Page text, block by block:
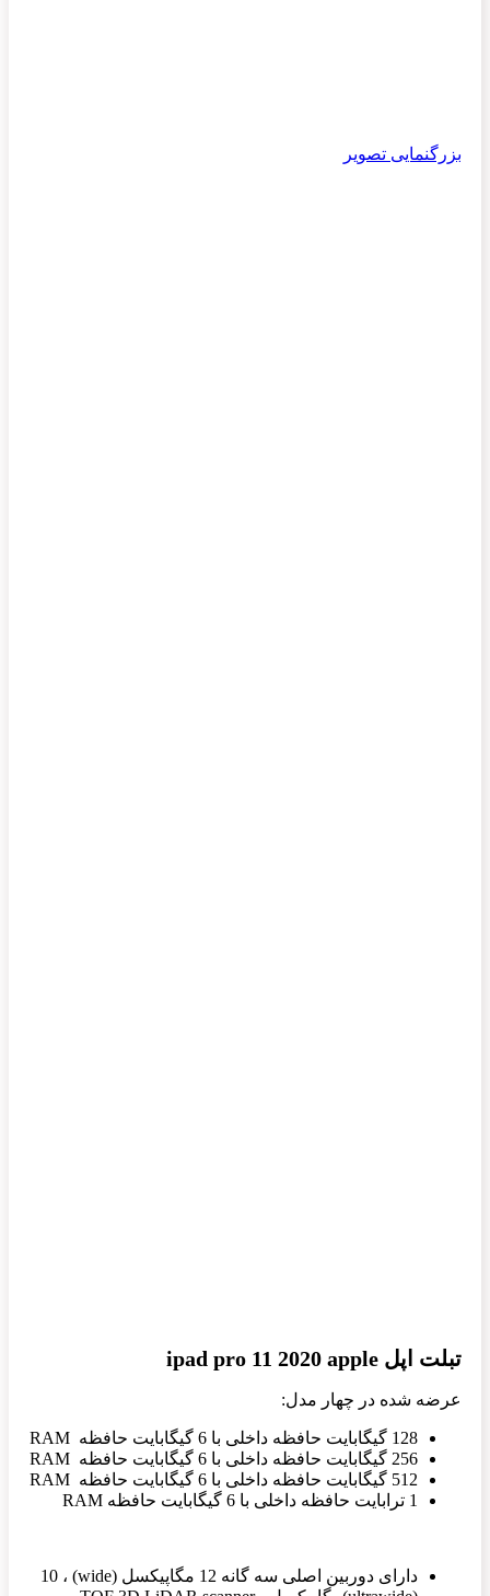
بزرگنمایی تصویر
تبلت اپل ipad pro 11 2020 apple
عرضه شده در چهار مدل:
128 گیگابایت حافظه داخلی با 6 گیگابایت حافظه RAM
256 گیگابایت حافظه داخلی با 6 گیگابایت حافظه RAM
512 گیگابایت حافظه داخلی با 6 گیگابایت حافظه RAM
1 ترابایت حافظه داخلی با 6 گیگابایت حافظه RAM
دارای دوربین اصلی سه گانه 12 مگاپیکسل (wide) ، 10